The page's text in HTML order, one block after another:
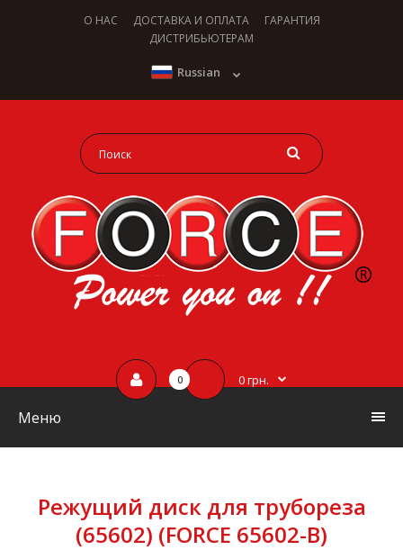
О НАС ДОСТАВКА И ОПЛАТА
ГАРАНТИЯ
ДИСТРИБЬЮТЕРАМ
Russian
0 0 грн.
Меню
Режущий диск для трубореза
(65602) (FORCE 65602-B)